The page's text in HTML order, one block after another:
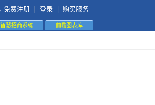
免费注册 登录 购买服务
智慧招商系统 前瞻图表库